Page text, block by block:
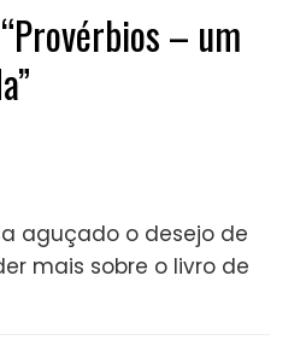
Provérbios – um
”
aguçado o desejo de
mais sobre o livro de